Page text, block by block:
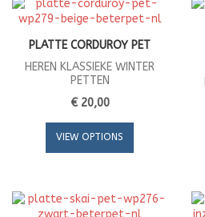
PLATTE CORDUROY PET
HEREN KLASSIEKE WINTER
PETTEN
€ 20,00
VIEW OPTIONS